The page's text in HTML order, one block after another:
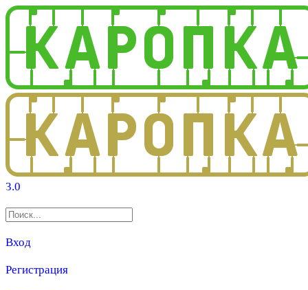
3.0
Вход
Регистрация